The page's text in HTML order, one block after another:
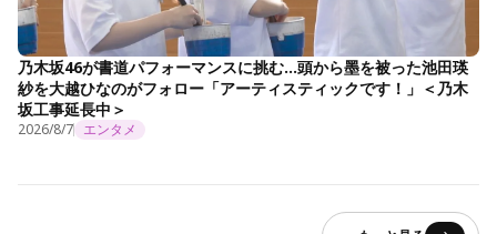
乃木坂46が書道パフォーマンスに挑む…頭から墨を被った池田瑛
紗を大越ひなのがフォロー「アーティスティックです！」＜乃木
坂工事延長中＞
2026/8/7 エンタメ